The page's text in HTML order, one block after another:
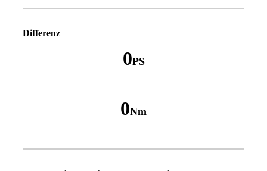
Differenz
0
0